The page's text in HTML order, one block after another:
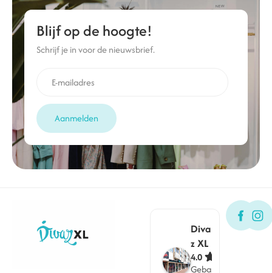
Blijf op de hoogte!
Schrijf je in voor de nieuwsbrief.
Aanmelden
Diva
z XL
4.0
Gebaseerd op